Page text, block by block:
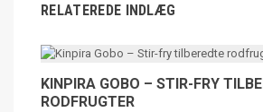
RELATEREDE INDLÆG
KINPIRA GOBO – STIR-FRY
RODFRUGTER